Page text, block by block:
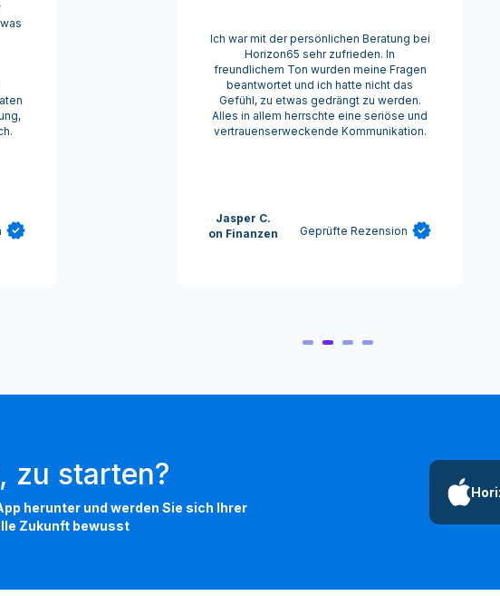
Ich war mit der persönlichen Beratung bei
Horizon65 sehr zufrieden. In
freundlichem Ton wurden meine Fragen
beantwortet und ich hatte nicht das
Gefühl, zu etwas gedrängt zu werden.
Alles in allem herrschte eine seriöse und
vertrauenserweckende Kommunikation.
Jasper C.
on Finanzen
Geprüfte Rezension
zu starten?
herunter und werden Sie sich Ihrer
Zukunft bewusst